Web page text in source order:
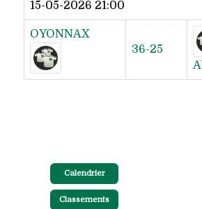
15-05-2026 21:00
OYONNAX
36-25
Calendrier
Classements